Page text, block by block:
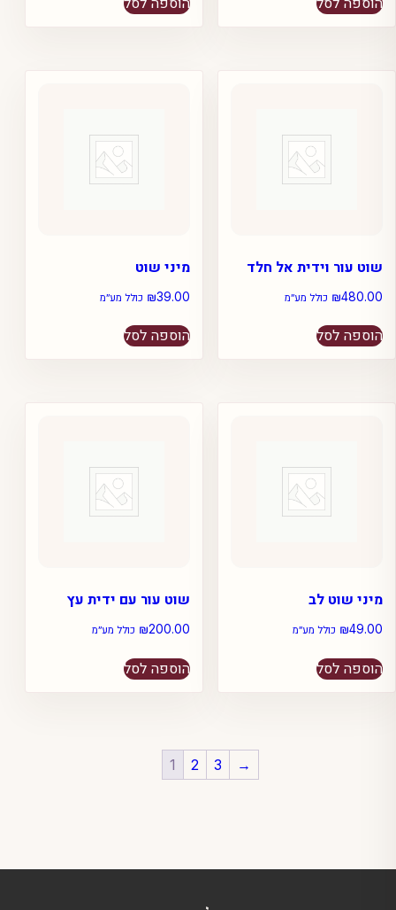
מיני שוט
₪39.00 כולל מע״מ
הוספה לסל
שוט עור וידית אל חלד
₪480.00 כולל מע״מ
הוספה לסל
שוט עור עם ידית עץ
₪200.00 כולל מע״מ
הוספה לסל
מיני שוט לב
₪49.00 כולל מע״מ
הוספה לסל
1 2 3 →